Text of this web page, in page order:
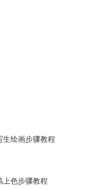
生绘画步骤教程
上色步骤教程